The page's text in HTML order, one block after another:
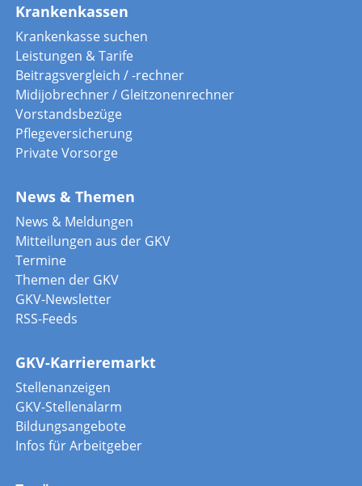
Krankenkassen
Krankenkasse suchen
Leistungen & Tarife
Beitragsvergleich / -rechner
Midijobrechner / Gleitzonenrechner
Vorstandsbezüge
Pflegeversicherung
Private Vorsorge
News & Themen
News & Meldungen
Mitteilungen aus der GKV
Termine
Themen der GKV
GKV-Newsletter
RSS-Feeds
GKV-Karrieremarkt
Stellenanzeigen
GKV-Stellenalarm
Bildungsangebote
Infos für Arbeitgeber